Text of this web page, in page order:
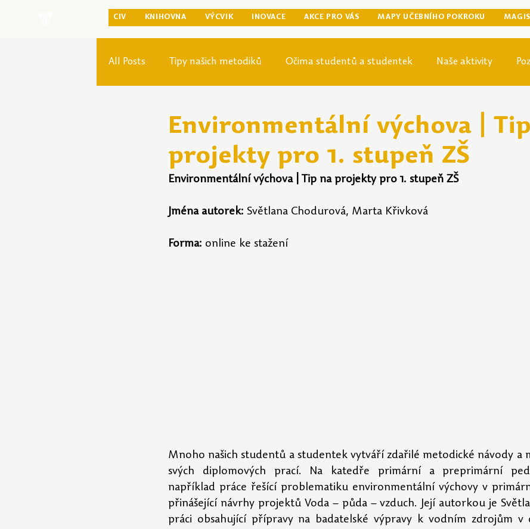
CIV KNIHOVNA VÝCVIK INOVACE AKCE PRO VÁS MAPY UČEBNÍHO POKROKU
All Posts Tipy našich metodiků Očima studentů a studentek Naše aktivity
Knihovna
Environmentální výchova |
projekty pro 1. stupeň ZŠ
Environmentální výchova | Tip na projekty pro 1. stupeň ZŠ
Jména autorek: Světlana Chodurová, Marta Křivková
Forma: online ke stažení
Mnoho našich studentů a studentek vytváří zdařilé metodické návody a
svých diplomových prací. Na katedře primární a preprimární
například práce řešící problematiku environmentální výchovy v
přinášející návrhy projektů Voda – půda – vzduch. Její autorkou je
práci obsahující přípravy na badatelské výpravy k vodním zdrojům v